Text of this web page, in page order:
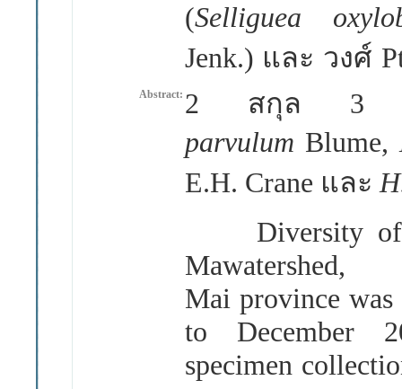
Abstract:
(Selliguea
Jenk.) และ วงศ์
2 สกุล
parvulum Blume,
E.H. Crane และ
Diversity of
Mai province
to December
specimen